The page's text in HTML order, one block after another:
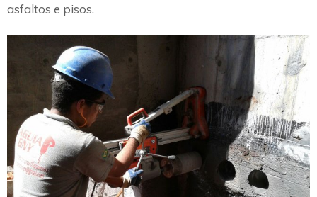
asfaltos e pisos.